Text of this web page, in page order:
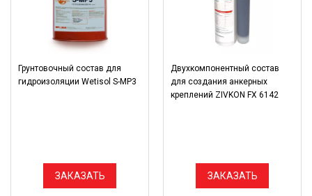
Грунтовочный состав для
гидроизоляции Wetisol S-MP3
ЗАКАЗАТЬ
Двухкомпонентный состав
для создания анкерных
креплений ZIVKON FX 6142
ЗАКАЗАТЬ